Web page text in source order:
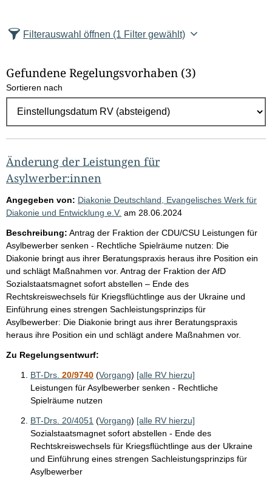
z
l
E
g
e
b
n
i
s
s
e
p
r
o
S
e
Filterauswahl öffnen (1 Filter gewählt)
Gefundene Regelungsvorhaben (3)
Sortieren nach
Änderung der Leistungen für
Asylwerber:innen
Angegeben von: Diakonie Deutschland, Evangelisches Werk für
Diakonie und Entwicklung e.V. am 28.06.2024
Beschreibung: Antrag der Fraktion der CDU/CSU Leistungen für
Asylbewerber senken - Rechtliche Spielräume nutzen: Die
Diakonie bringt aus ihrer Beratungspraxis heraus ihre Position ein
und schlägt Maßnahmen vor. Antrag der Fraktion der AfD
Sozialstaatsmagnet sofort abstellen – Ende des
Rechtskreiswechsels für Kriegsflüchtlinge aus der Ukraine und
Einführung eines strengen Sachleistungsprinzips für
Asylbewerber: Die Diakonie bringt aus ihrer Beratungspraxis
heraus ihre Position ein und schlägt andere Maßnahmen vor.
Zu Regelungsentwurf:
BT-Drs. 20/9740 (Vorgang) [alle RV hierzu]
Leistungen für Asylbewerber senken - Rechtliche
Spielräume nutzen
BT-Drs. 20/4051 (Vorgang) [alle RV hierzu]
Sozialstaatsmagnet sofort abstellen - Ende des
Rechtskreiswechsels für Kriegsflüchtlinge aus der Ukraine
und Einführung eines strengen Sachleistungsprinzips für
Asylbewerber